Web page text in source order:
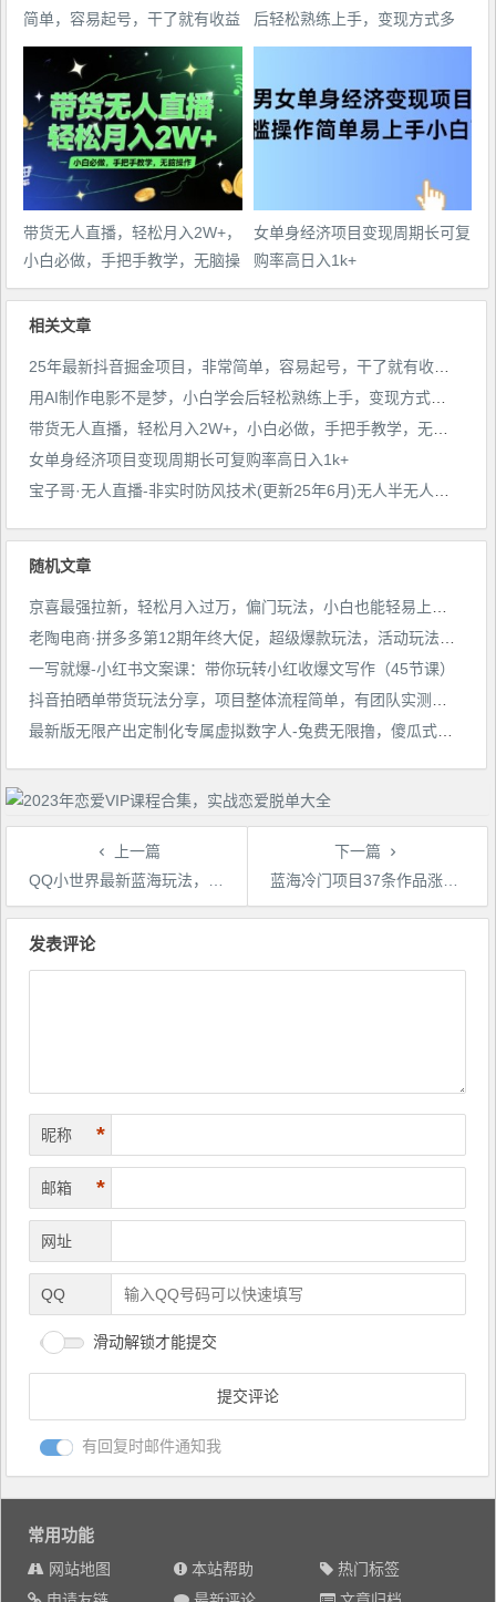
简单，容易起号，干了就有收益
那种
后轻松熟练上手，变现方式多
样，日入2张+
带货无人直播，轻松月入2W+，
小白必做，手把手教学，无脑操
作(附学习资料)
女单身经济项目变现周期长可复
购率高日入1k+
相关文章
女单身经济项目变现周期长可复购率高日入1k+
随机文章
一写就爆-小红书文案课：带你玩转小红收爆文写作（45节课）
上一篇
QQ小世界最新蓝海玩法，简单粗暴，月保底收入5000＋
下一篇
蓝海冷门项目37条作品涨粉13W，中老年人的流量密码【揭秘】
文
发表评论
昵称 *
邮箱 *
网址
QQ
滑动解锁才能提交
有回复时邮件通知我
常用功能
网站地图 本站帮助
热门标签